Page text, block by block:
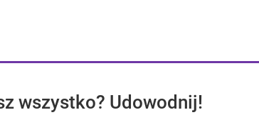
wszystko? Udowodnij!